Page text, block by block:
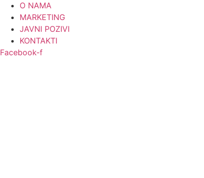
O NAMA
MARKETING
JAVNI POZIVI
KONTAKTI
Facebook-f